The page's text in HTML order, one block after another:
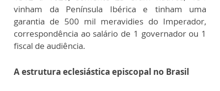
vinham da Península Ibérica e tinham uma
garantia de 500 mil meravidies do Imperador,
correspondência ao salário de 1 governador ou 1
fiscal de audiência.
A estrutura eclesiástica episcopal no Brasil